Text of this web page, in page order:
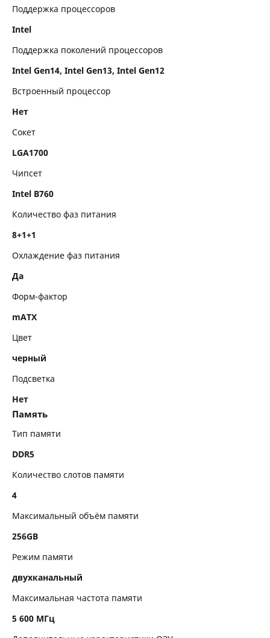
Память
Слоты расширения
Интерфейсы накопителей
Сеть и связь
Аудио и Видео
Разъемы на задней панели
Габариты
Комплектация
Поддержка процессоров
Intel
Поддержка поколений процессоров
Intel Gen14, Intel Gen13, Intel Gen12
Встроенный процессор
Нет
Сокет
LGA1700
Чипсет
Intel B760
Количество фаз питания
8+1+1
Охлаждение фаз питания
Да
Форм-фактор
mATX
Цвет
черный
Подсветка
Нет
Память
Тип памяти
DDR5
Количество слотов памяти
4
Максимальный объём памяти
256GB
Режим памяти
двухканальный
Максимальная частота памяти
5 600 МГц